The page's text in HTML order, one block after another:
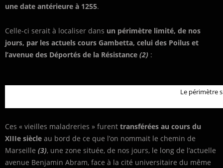
une date antérieure à 1255.
Celle-ci serait à localiser dans un périmètre limité, de nos
jours, par les actuels cours Gambetta, celui des Poilus et
l’avenue des Déportés de la Résistance (2) :
Le périmètre
Ces « vieilles maladreries » furent transférées au cours du
XIIIe siècle au bord de ce que l’on nommait le chemin de
Marseille (3), une zone située, de nos jours, le long de l’actuelle
avenue Benjamin Abram, face à la cité universitaire du même